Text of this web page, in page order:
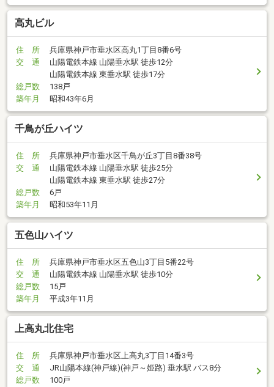
高丸ビル
住 所
兵庫県神戸市垂水区高丸1丁目8番6号
交 通
山陽電鉄本線 山陽垂水駅 徒歩12分
山陽電鉄本線 東垂水駅 徒歩17分
総戸数
138戸
築年月
昭和43年6月
千鳥が丘ハイツ
住 所
兵庫県神戸市垂水区千鳥が丘3丁目8番38号
交 通
山陽電鉄本線 山陽垂水駅 徒歩25分
山陽電鉄本線 東垂水駅 徒歩27分
総戸数
6戸
築年月
昭和53年11月
五色山ハイツ
住 所
兵庫県神戸市垂水区五色山3丁目5番22号
交 通
山陽電鉄本線 山陽垂水駅 徒歩10分
総戸数
15戸
築年月
平成3年11月
上高丸北住宅
住 所
兵庫県神戸市垂水区上高丸3丁目14番3号
交 通
JR山陽本線(神戸線)(神戸～姫路) 垂水駅 バス8分
総戸数
100戸